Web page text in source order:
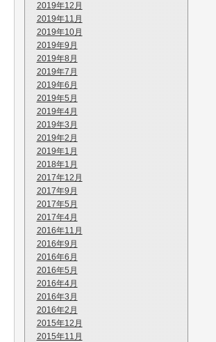
2019年12月
2019年11月
2019年10月
2019年9月
2019年8月
2019年7月
2019年6月
2019年5月
2019年4月
2019年3月
2019年2月
2019年1月
2018年1月
2017年12月
2017年9月
2017年5月
2017年4月
2016年11月
2016年9月
2016年6月
2016年5月
2016年4月
2016年3月
2016年2月
2015年12月
2015年11月